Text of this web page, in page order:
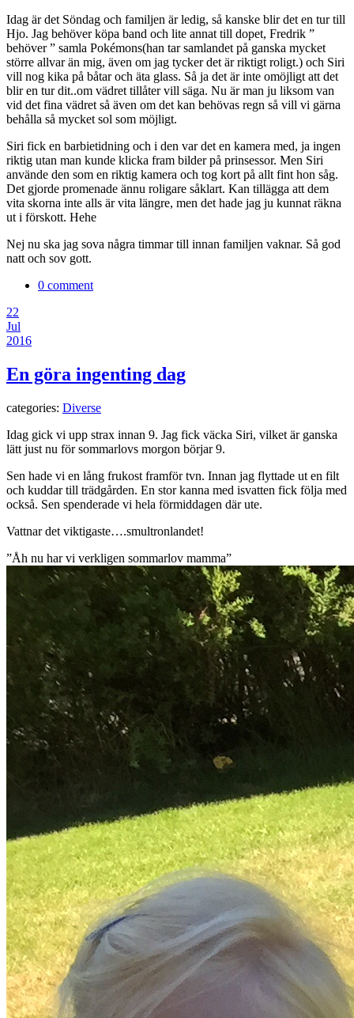
Idag är det Söndag och familjen är ledig, så kanske blir det en tur till
Hjo. Jag behöver köpa band och lite annat till dopet, Fredrik ”
behöver ” samla Pokémons(han tar samlandet på ganska mycket
större allvar än mig, även om jag tycker det är riktigt roligt.) och Siri
vill nog kika på båtar och äta glass. Så ja det är inte omöjligt att det
blir en tur dit..om vädret tillåter vill säga. Nu är man ju liksom van
vid det fina vädret så även om det kan behövas regn så vill vi gärna
behålla så mycket sol som möjligt.
Siri fick en barbietidning och i den var det en kamera med, ja ingen
riktig utan man kunde klicka fram bilder på prinsessor. Men Siri
använde den som en riktig kamera och tog kort på allt fint hon såg.
Det gjorde promenade ännu roligare såklart. Kan tillägga att dem
vita skorna inte alls är vita längre, men det hade jag ju kunnat räkna
ut i förskott. Hehe
Nej nu ska jag sova några timmar till innan familjen vaknar. Så god
natt och sov gott.
0 comment
22
Jul
2016
En göra ingenting dag
categories: Diverse
Idag gick vi upp strax innan 9. Jag fick väcka Siri, vilket är ganska
lätt just nu för sommarlovs morgon börjar 9.
Sen hade vi en lång frukost framför tvn. Innan jag flyttade ut en filt
och kuddar till trädgården. En stor kanna med isvatten fick följa med
också. Sen spenderade vi hela förmiddagen där ute.
Vattnar det viktigaste….smultronlandet!
”Åh nu har vi verkligen sommarlov mamma”